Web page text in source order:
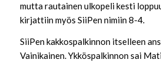
mutta rautainen ulkopeli kesti
kirjattiin myös SiiPen nimiin 8-4.
SiiPen kakkospalkinnon itselleen
Vainikainen. Ykköspalkinnon sai